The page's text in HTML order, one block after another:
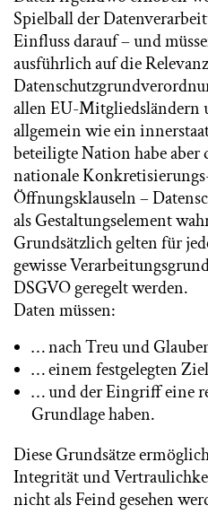
Spielball der
Einfluss darauf – und
ausführlich auf die
allen EU-Mitgliedsländern
allgemein wie ein
beteiligte Nation habe
nationale
Öffnungsklauseln –
als Gestaltungselement
Grundsätzlich gelten für
gewisse
DSGVO geregelt werden.
Daten müssen:
… nach Treu und
… einem festgelegten
… und der Eingriff eine
Grundlage haben.
Diese Grundsätze
Integrität und
nicht als Feind gesehen